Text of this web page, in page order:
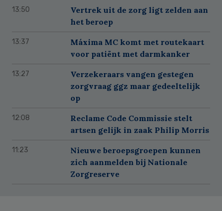
13:50
Vertrek uit de zorg ligt zelden aan
het beroep
13:37
Máxima MC komt met routekaart
voor patiënt met darmkanker
13:27
Verzekeraars vangen gestegen
zorgvraag ggz maar gedeeltelijk
op
12:08
Reclame Code Commissie stelt
artsen gelijk in zaak Philip Morris
11:23
Nieuwe beroepsgroepen kunnen
zich aanmelden bij Nationale
Zorgreserve